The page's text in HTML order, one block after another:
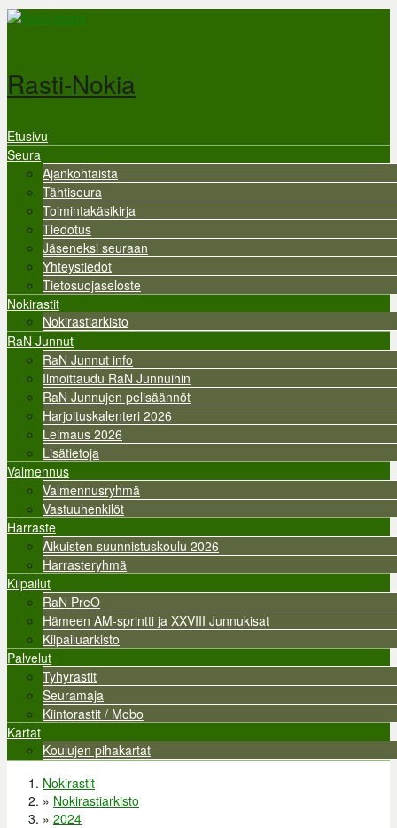
Hyppää pääsisältöön
Rasti-Nokia
Valikko
Etusivu
Seura
Ajankohtaista
Tähtiseura
Toimintakäsikirja
Tiedotus
Jäseneksi seuraan
Yhteystiedot
Tietosuojaseloste
Nokirastit
Nokirastiarkisto
RaN Junnut
RaN Junnut info
Ilmoittaudu RaN Junnuihin
RaN Junnujen pelisäännöt
Harjoituskalenteri 2026
Leimaus 2026
Lisätietoja
Valmennus
Valmennusryhmä
Vastuuhenkilöt
Harraste
Aikuisten suunnistuskoulu 2026
Harrasteryhmä
Kilpailut
RaN PreO
Hämeen AM-sprintti ja XXVIII Junnukisat
Kilpailuarkisto
Palvelut
Tyhyrastit
Seuramaja
Kiintorastit / Mobo
Kartat
Koulujen pihakartat
Olet täällä
Nokirastit
» Nokirastiarkisto
» 2024